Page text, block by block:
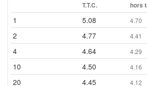
T.T.C.
hors
1 5.08 4.70
2 4.77 4.41
4 4.64 4.29
10 4.50 4.16
20 4.45 4.12